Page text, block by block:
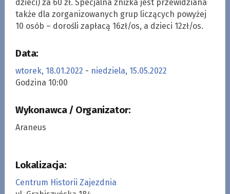
dzieci) za 60 zł. Specjalna zniżka jest przewidziana
także dla zorganizowanych grup liczących powyżej
10 osób – dorośli zapłacą 16zł/os, a dzieci 12zł/os.
Data:
wtorek, 18.01.2022 - niedziela, 15.05.2022
Godzina 10:00
Wykonawca / Organizator:
Araneus
Lokalizacja:
Centrum Historii Zajezdnia